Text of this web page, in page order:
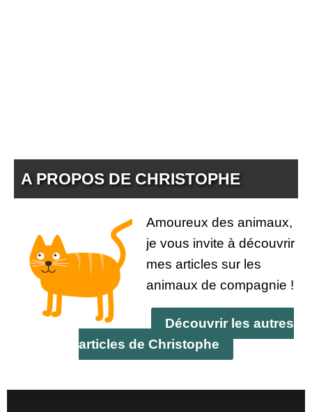
A PROPOS DE CHRISTOPHE
Amoureux des animaux,
je vous invite à découvrir
mes articles sur les
animaux de compagnie !
Découvrir les autres
articles de Christophe